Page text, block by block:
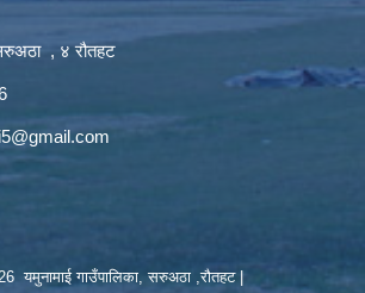
, ४ रौतहट
यमुनामाई गाउँपालिका, सरुअठा ,रौतहट |